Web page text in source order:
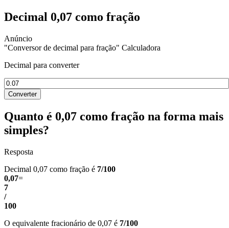
Decimal 0,07 como fração
"Conversor de decimal para fração" Calculadora
Decimal para converter
Converter
Quanto é 0,07 como fração na forma mais
simples?
Resposta
Decimal 0,07 como fração é 7/100
0,07=
7
/
100
O equivalente fracionário de 0,07 é 7/100